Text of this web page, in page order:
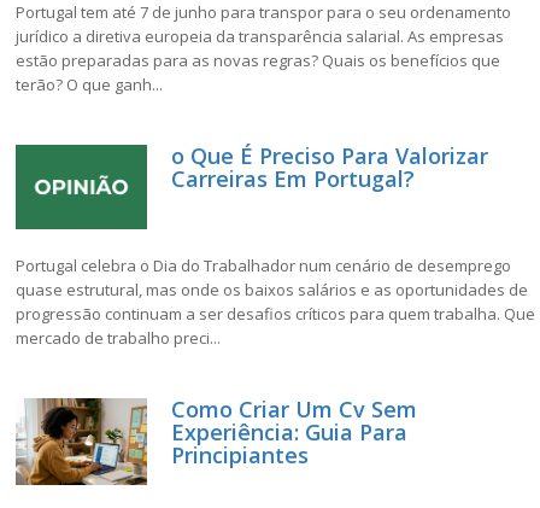
Portugal tem até 7 de junho para transpor para o seu ordenamento
jurídico a diretiva europeia da transparência salarial. As empresas
estão preparadas para as novas regras? Quais os benefícios que
terão? O que ganh...
o Que É Preciso Para Valorizar
Carreiras Em Portugal?
Portugal celebra o Dia do Trabalhador num cenário de desemprego
quase estrutural, mas onde os baixos salários e as oportunidades de
progressão continuam a ser desafios críticos para quem trabalha. Que
mercado de trabalho preci...
Como Criar Um Cv Sem
Experiência: Guia Para
Principiantes